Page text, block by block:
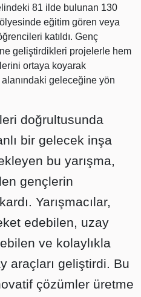
81 ilde bulunan 130
eğitim gören veya
katıldı. Genç
geliştirdikleri projelerle hem
ortaya koyarak
geleceğine yön
doğrultusunda
bir gelecek inşa
bu yarışma,
gençlerin
Yarışmacılar,
edebilen, uzay
ve kolaylıkla
araçları geliştirdi. Bu
çözümler üretme